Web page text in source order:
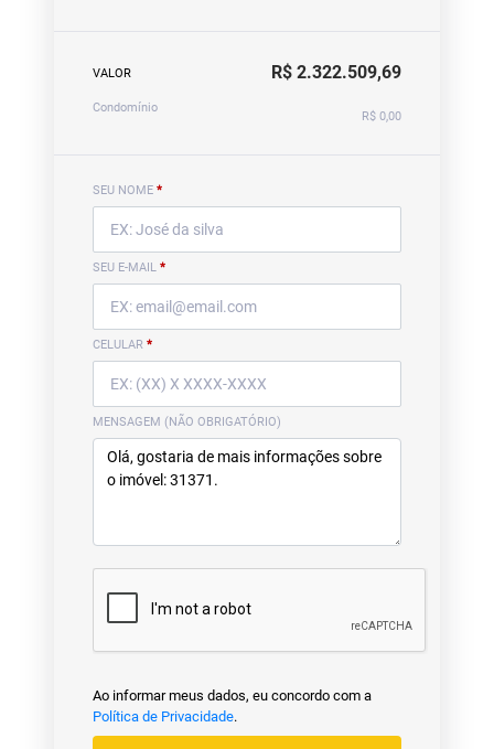
VALOR R$ 2.322.509,69
Condomínio
R$ 0,00
SEU NOME *
SEU E-MAIL *
CELULAR *
MENSAGEM (NÃO OBRIGATÓRIO)
Ao informar meus dados, eu concordo com a
Política de Privacidade.